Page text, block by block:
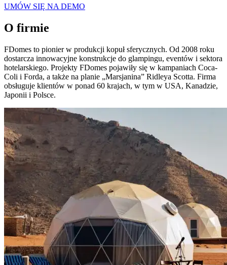
UMÓW SIĘ NA DEMO
O firmie
FDomes to pionier w produkcji kopuł sferycznych. Od 2008 roku
dostarcza innowacyjne konstrukcje do glampingu, eventów i sektora
hotelarskiego. Projekty FDomes pojawiły się w kampaniach Coca-
Coli i Forda, a także na planie „Marsjanina” Ridleya Scotta. Firma
obsługuje klientów w ponad 60 krajach, w tym w USA, Kanadzie,
Japonii i Polsce.